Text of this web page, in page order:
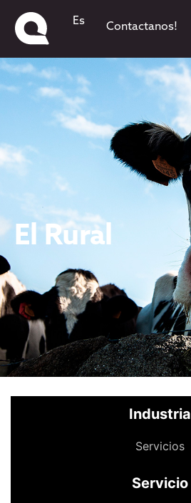
Es Contactanos!
El Rural
Industria
Servicios
Servicio